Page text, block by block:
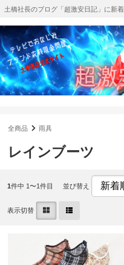
土橋社長のブログ「超激安日記」に新
全商品 雨具
レインブーツ
1件中 1〜1件目 並び替え
表示切替